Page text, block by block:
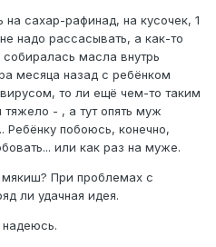
на сахар-рафинад, на кусочек, 1
надо рассасывать, а как-то
масла внутрь
месяца назад с ребёнком
то ли ещё чем-то таким
- , а тут опять муж
побоюсь, конечно,
или как раз на муже.
При проблемах с
ли удачная идея.